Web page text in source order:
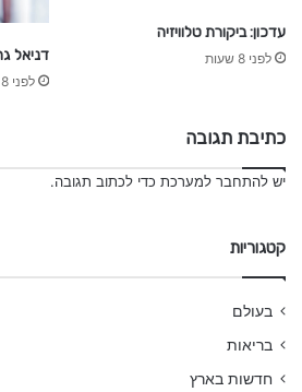
עדכון: ביקורת טלוויזיה
לפני 8 שעות דניאל
לפני 8 שעות
כתיבת תגובה
יש להתחבר למערכת כדי לכתוב תגובה.
קטגוריות
בעולם
בריאות
חדשות בארץ